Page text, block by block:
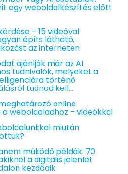
egy weboldalkészítés előtt
– 15 videóval
építs látható,
az interneten
ajánlják már az AI
tudnivalók, melyeket a
történő
tudnod kell…
online
weboldaladhoz – videókkal
miután
működő példák: 70
a digitális jelenlét
kezdődik